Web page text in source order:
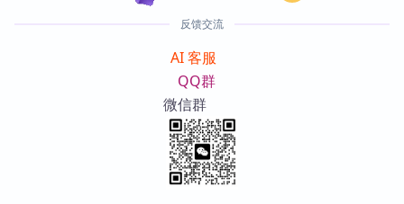
反馈交流
AI 客服
QQ群
微信群